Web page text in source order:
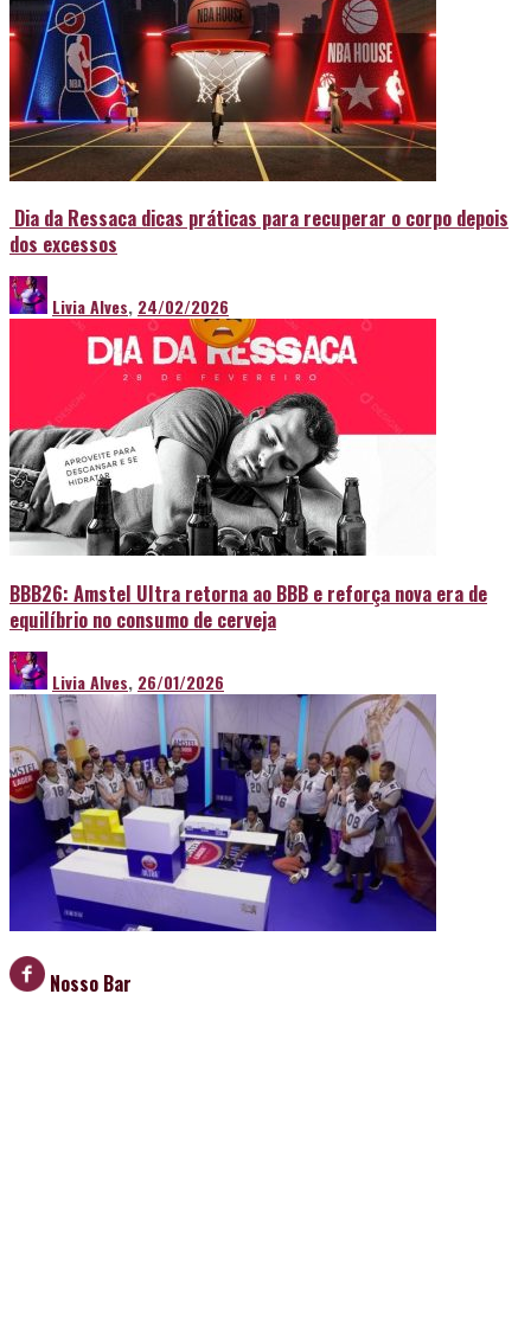
Dia da Ressaca dicas práticas para recuperar o corpo depois
dos excessos
Livia Alves, 24/02/2026
BBB26: Amstel Ultra retorna ao BBB e reforça nova era de
equilíbrio no consumo de cerveja
Livia Alves, 26/01/2026
Nosso Bar